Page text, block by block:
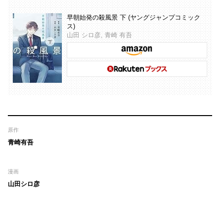
早朝始発の殺風景 下 (ヤングジャンプコミック
ス)
山田 シロ彦, 青崎 有吾
原作
青崎有吾
漫画
山田シロ彦